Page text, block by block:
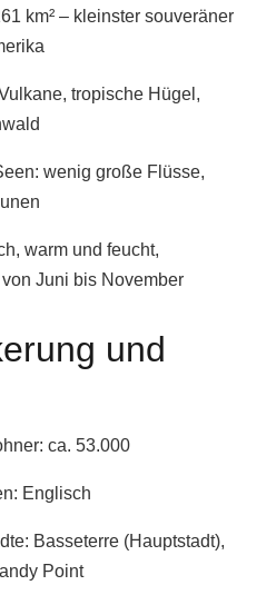
km² – kleinster souveräner
tropische Hügel,
wenig große Flüsse,
warm und feucht,
Juni bis November
und
ca. 53.000
Englisch
Basseterre (Hauptstadt),
Point